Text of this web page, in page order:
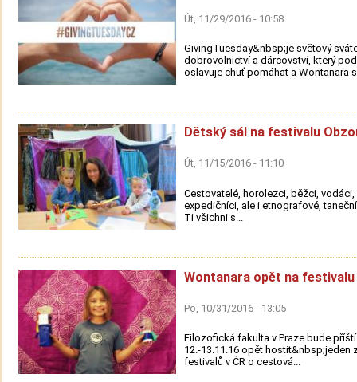
Út, 11/29/2016 - 10:58
GivingTuesday&nbsp;je světový
dobrovolnictví a dárcovství, který
oslavuje chuť pomáhat a Wontanara
Dětský sál na festivalu
Út, 11/15/2016 - 11:10
Cestovatelé, horolezci, běžci,
expedičníci, ale i etnografové,
Ti všichni s...
Wontanara opět na
Po, 10/31/2016 - 13:05
Filozofická fakulta v Praze bude
12.-13.11.16 opět hostit&nbsp;jeden
festivalů v ČR o cestová...